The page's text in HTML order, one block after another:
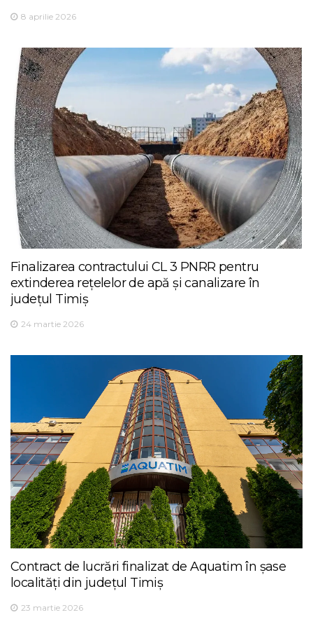
8 aprilie 2026
Finalizarea contractului CL 3 PNRR pentru
extinderea rețelelor de apă și canalizare în
județul Timiș
24 martie 2026
Contract de lucrări finalizat de Aquatim în șase
localități din județul Timiș
23 martie 2026